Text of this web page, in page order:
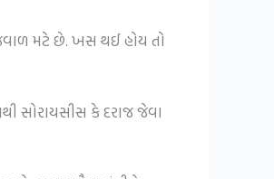
મટે છે. ખસ થઈ હોય તો
સોરાયસીસ કે દરાજ જેવા